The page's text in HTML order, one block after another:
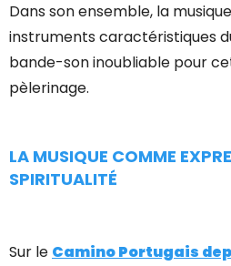
Dans son ensemble, la
instruments caractéristiques
bande-son inoubliable pour
pèlerinage.
LA MUSIQUE COMME
SPIRITUALITÉ
Sur le Camino Portugais